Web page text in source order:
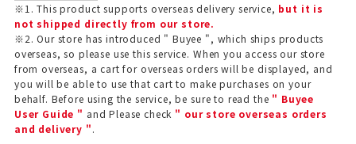
ギフト包装について
※1. This product supports overseas delivery service, but it is
not shipped directly from our store.
※2. Our store has introduced " Buyee ", which ships products
overseas, so please use this service. When you access our store
from overseas, a cart for overseas orders will be displayed, and
you will be able to use that cart to make purchases on your
behalf. Before using the service, be sure to read the " Buyee
User Guide " and Please check " our store overseas orders
and delivery ".